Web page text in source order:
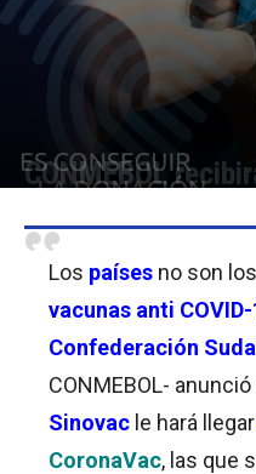
CONMEBOL
Los países no son
vacunas anti
Confederación
CONMEBOL-
Sinovac le hará llegar
CoronaVac, las que